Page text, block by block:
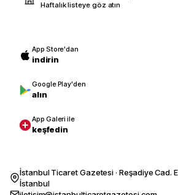
Haftalık listeye göz atın
App Store'dan
indirin
Google Play'den
alın
App Galeri ile
keşfedin
İstanbul Ticaret Gazetesi · Reşadiye Cad.
İstanbul